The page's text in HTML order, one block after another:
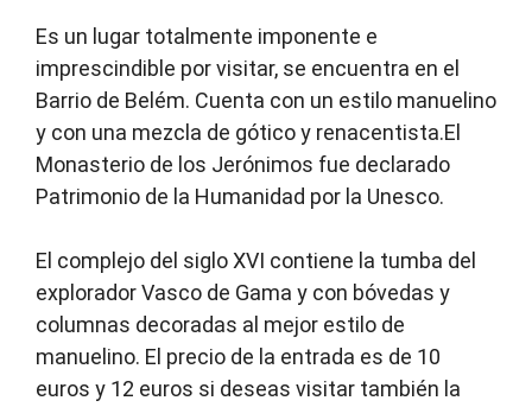
Es un lugar totalmente imponente e
imprescindible por visitar, se encuentra en el
Barrio de Belém. Cuenta con un estilo manuelino
y con una mezcla de gótico y renacentista.El
Monasterio de los Jerónimos fue declarado
Patrimonio de la Humanidad por la Unesco.
El complejo del siglo XVI contiene la tumba del
explorador Vasco de Gama y con bóvedas y
columnas decoradas al mejor estilo de
manuelino. El precio de la entrada es de 10
euros y 12 euros si deseas visitar también la